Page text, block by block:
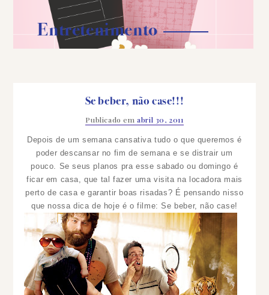
Entretenimento
Se beber, não case!!!
Publicado emabril 30, 2011
Depois de um semana cansativa tudo o que queremos é
poder descansar no fim de semana e se distrair um
pouco. Se seus planos pra esse sabado ou domingo é
ficar em casa, que tal fazer uma visita na locadora mais
perto de casa e garantir boas risadas? É pensando nisso
que nossa dica de hoje é o filme: Se beber, não case!